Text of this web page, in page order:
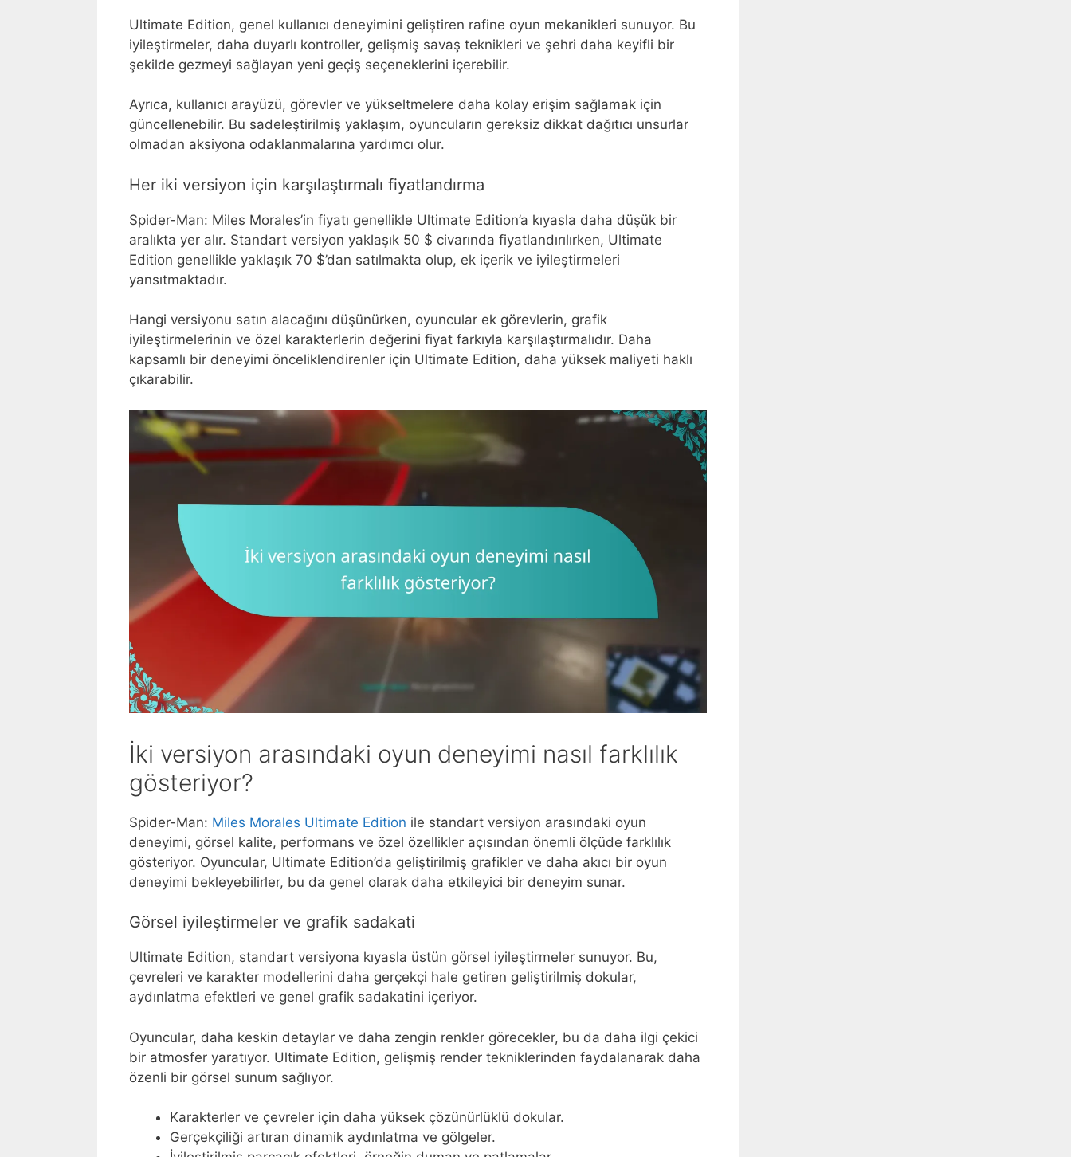
Ultimate Edition, genel kullanıcı deneyimini geliştiren rafine oyun mekanikleri sunuyor. Bu
iyileştirmeler, daha duyarlı kontroller, gelişmiş savaş teknikleri ve şehri daha keyifli bir
şekilde gezmeyi sağlayan yeni geçiş seçeneklerini içerebilir.
Ayrıca, kullanıcı arayüzü, görevler ve yükseltmelere daha kolay erişim sağlamak için
güncellenebilir. Bu sadeleştirilmiş yaklaşım, oyuncuların gereksiz dikkat dağıtıcı unsurlar
olmadan aksiyona odaklanmalarına yardımcı olur.
Her iki versiyon için karşılaştırmalı fiyatlandırma
Spider-Man: Miles Morales’in fiyatı genellikle Ultimate Edition’a kıyasla daha düşük bir
aralıkta yer alır. Standart versiyon yaklaşık 50 $ civarında fiyatlandırılırken, Ultimate
Edition genellikle yaklaşık 70 $’dan satılmakta olup, ek içerik ve iyileştirmeleri
yansıtmaktadır.
Hangi versiyonu satın alacağını düşünürken, oyuncular ek görevlerin, grafik
iyileştirmelerinin ve özel karakterlerin değerini fiyat farkıyla karşılaştırmalıdır. Daha
kapsamlı bir deneyimi önceliklendirenler için Ultimate Edition, daha yüksek maliyeti haklı
çıkarabilir.
İki versiyon arasındaki oyun deneyimi nasıl farklılık
gösteriyor?
Spider-Man: Miles Morales Ultimate Edition ile standart versiyon arasındaki oyun
deneyimi, görsel kalite, performans ve özel özellikler açısından önemli ölçüde farklılık
gösteriyor. Oyuncular, Ultimate Edition’da geliştirilmiş grafikler ve daha akıcı bir oyun
deneyimi bekleyebilirler, bu da genel olarak daha etkileyici bir deneyim sunar.
Görsel iyileştirmeler ve grafik sadakati
Ultimate Edition, standart versiyona kıyasla üstün görsel iyileştirmeler sunuyor. Bu,
çevreleri ve karakter modellerini daha gerçekçi hale getiren geliştirilmiş dokular,
aydınlatma efektleri ve genel grafik sadakatini içeriyor.
Oyuncular, daha keskin detaylar ve daha zengin renkler görecekler, bu da daha ilgi çekici
bir atmosfer yaratıyor. Ultimate Edition, gelişmiş render tekniklerinden faydalanarak daha
özenli bir görsel sunum sağlıyor.
Karakterler ve çevreler için daha yüksek çözünürlüklü dokular.
Gerçekçiliği artıran dinamik aydınlatma ve gölgeler.